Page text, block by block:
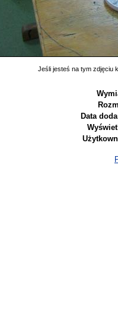
Jeśli jesteś na tym zdjęciu
Data